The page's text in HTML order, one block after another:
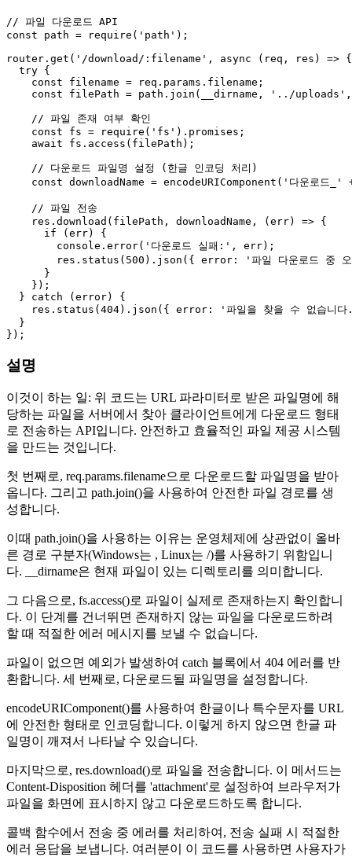
// 파일 다운로드 API
const path = require ( 'path' );
router. get ( '/download/:filename' , async (req, res) => {
try {
const filename = req. params . filename ;
const filePath = path. join (__dirname, '../uploads'
// 파일 존재 여부 확인
const fs = require ( 'fs' ). promises ;
await fs. access (filePath);
// 다운로드 파일명 설정 (한글 인코딩 처리)
const downloadName = encodeURIComponent ( '다운로드_'
// 파일 전송
    res.
download (filePath, downloadName, ( err) => {
if (err) {
console . error( '다운로드 실패:' , err);
        res.
status ( 500 ). json ({ error :
'파일 다운로드 중
      }
    });
  }
catch (error) {
    res.
status ( 404). json ({ error :
'파일을 찾을 수 없습니
  }
설명
이것이 하는 일: 위 코드는 URL 파라미터로 받은 파일명에 해
당하는 파일을 서버에서 찾아 클라이언트에게 다운로드 형태
로 전송하는 API입니다. 안전하고 효율적인 파일 제공 시스템
을 만드는 것입니다.
첫 번째로, req.params.filename으로 다운로드할 파일명을 받아
옵니다. 그리고 path.join()을 사용하여 안전한 파일 경로를 생
성합니다.
이때 path.join()을 사용하는 이유는 운영체제에 상관없이 올바
른 경로 구분자(Windows는 , Linux는 /)를 사용하기 위함입니
다. __dirname은 현재 파일이 있는 디렉토리를 의미합니다.
그 다음으로, fs.access()로 파일이 실제로 존재하는지 확인합니
다. 이 단계를 건너뛰면 존재하지 않는 파일을 다운로드하려
할 때 적절한 에러 메시지를 보낼 수 없습니다.
파일이 없으면 예외가 발생하여 catch 블록에서 404 에러를 반
환합니다. 세 번째로, 다운로드될 파일명을 설정합니다.
encodeURIComponent()를 사용하여 한글이나 특수문자를 URL
에 안전한 형태로 인코딩합니다. 이렇게 하지 않으면 한글 파
일명이 깨져서 나타날 수 있습니다.
마지막으로, res.download()로 파일을 전송합니다. 이 메서드는
Content-Disposition 헤더를 'attachment'로 설정하여 브라우저가
파일을 화면에 표시하지 않고 다운로드하도록 합니다.
콜백 함수에서 전송 중 에러를 처리하여, 전송 실패 시 적절한
에러 응답을 보냅니다. 여러분이 이 코드를 사용하면 사용자가